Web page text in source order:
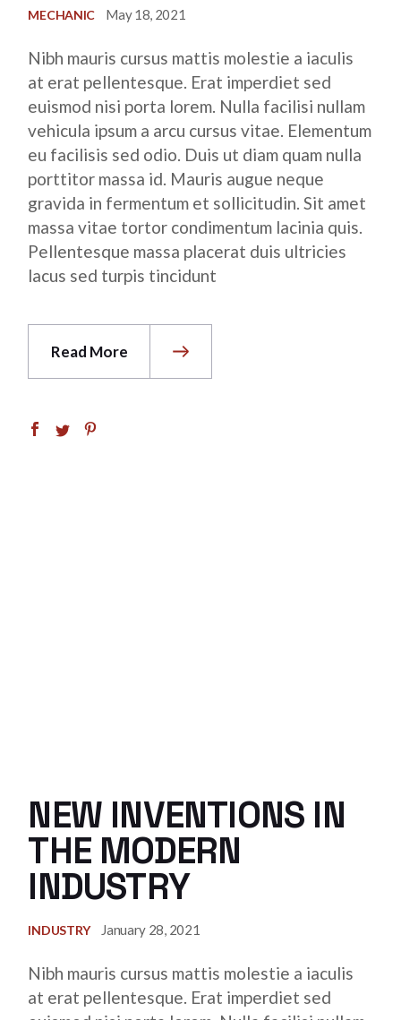
MECHANIC May 18, 2021
Nibh mauris cursus mattis molestie a iaculis
at erat pellentesque. Erat imperdiet sed
euismod nisi porta lorem. Nulla facilisi nullam
vehicula ipsum a arcu cursus vitae. Elementum
eu facilisis sed odio. Duis ut diam quam nulla
porttitor massa id. Mauris augue neque
gravida in fermentum et sollicitudin. Sit amet
massa vitae tortor condimentum lacinia quis.
Pellentesque massa placerat duis ultricies
lacus sed turpis tincidunt
Read More
NEW INVENTIONS IN
THE MODERN
INDUSTRY
INDUSTRY January 28, 2021
Nibh mauris cursus mattis molestie a iaculis
at erat pellentesque. Erat imperdiet sed